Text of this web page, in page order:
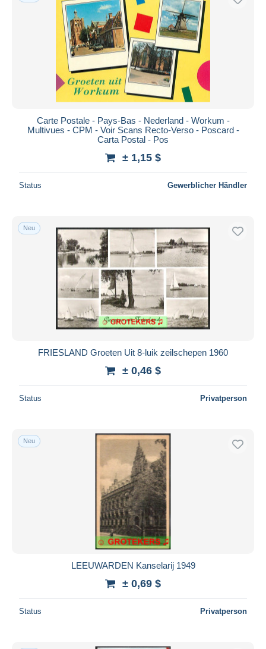
Carte Postale - Pays-Bas - Nederland - Workum -
Multivues - CPM - Voir Scans Recto-Verso - Poscard -
Carta Postal - Pos
± 1,15 $
Status Gewerblicher Händler
Neu
FRIESLAND Groeten Uit 8-luik zeilschepen 1960
± 0,46 $
Status Privatperson
Neu
LEEUWARDEN Kanselarij 1949
± 0,69 $
Status Privatperson